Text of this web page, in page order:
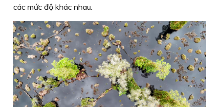
các mức độ khác nhau.